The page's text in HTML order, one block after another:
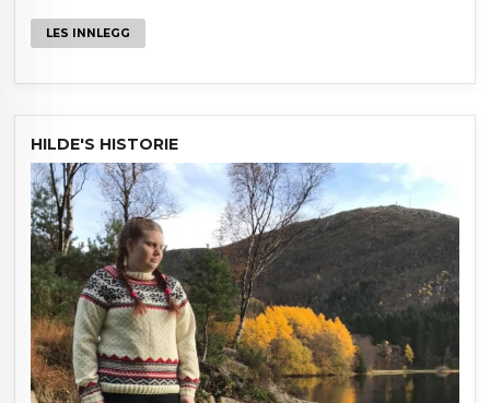
LES INNLEGG
HILDE'S HISTORIE